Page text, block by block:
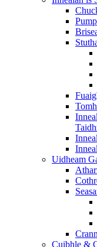
Uidheam
Cuibhle &